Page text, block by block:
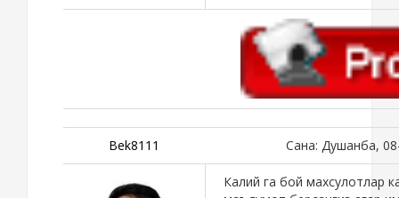
Bek8111 Сана: Душанба,
Калий га бой махсулотлар